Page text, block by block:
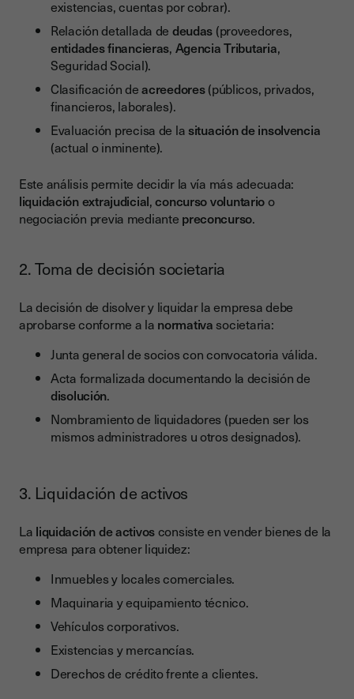
existencias, cuentas por cobrar).
Relación detallada de deudas (proveedores,
entidades financieras, Agencia Tributaria,
Seguridad Social).
Clasificación deacreedores(públicos, privados,
financieros, laborales).
Evaluación precisa de lasituación de insolvencia
(actual o inminente).
Este análisis permite decidir la vía más adecuada:
liquidación extrajudicial,concurso voluntarioo
negociación previa mediante preconcurso.
2. Toma de decisión societaria
La decisión de disolver y liquidar la empresa debe
aprobarse conforme a la normativa societaria:
Junta general de socios con convocatoria válida.
Acta formalizada documentando la decisión de
disolución.
Nombramiento de liquidadores (pueden ser los
mismos administradores u otros designados).
3. Liquidación de activos
La liquidación de activosconsiste en vender bienes de la
empresa para obtener liquidez:
Inmuebles y locales comerciales.
Maquinaria y equipamiento técnico.
Vehículos corporativos.
Existencias y mercancías.
Derechos de crédito frente a clientes.